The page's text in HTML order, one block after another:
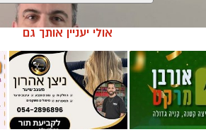
אולי יעניין אותך גם